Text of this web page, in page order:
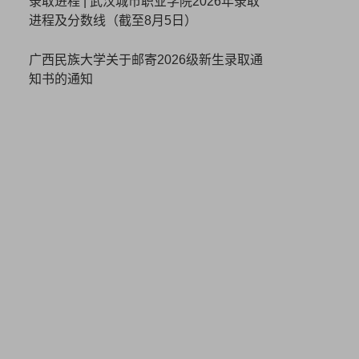
进程及分数线（截至8月5日）
广西民族大学关于邮寄2026级新生录取通
知书的通知